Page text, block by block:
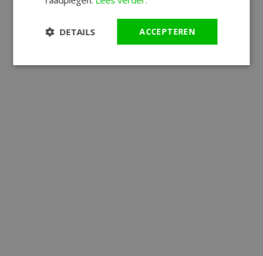
ACCEPTEREN
DETAILS